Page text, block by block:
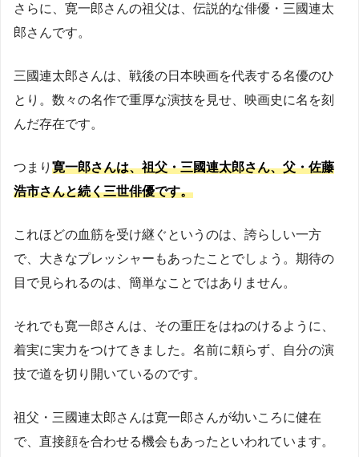
さらに、寛一郎さんの祖父は、伝説的な俳優・三國連太
郎さんです。
三國連太郎さんは、戦後の日本映画を代表する名優のひ
とり。数々の名作で重厚な演技を見せ、映画史に名を刻
んだ存在です。
つまり 寛一郎さんは、祖父・三國連太郎さん、父・佐藤
浩市さんと続く三世俳優です。
これほどの血筋を受け継ぐというのは、誇らしい一方
で、大きなプレッシャーもあったことでしょう。期待の
目で見られるのは、簡単なことではありません。
それでも寛一郎さんは、その重圧をはねのけるように、
着実に実力をつけてきました。名前に頼らず、自分の演
技で道を切り開いているのです。
祖父・三國連太郎さんは寛一郎さんが幼いころに健在
で、直接顔を合わせる機会もあったといわれています。